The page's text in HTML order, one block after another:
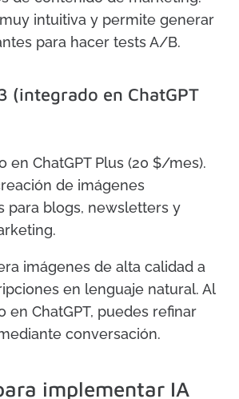
intuitiva y permite generar
para hacer tests A/B.
(integrado en ChatGPT
en ChatGPT Plus (20 $/mes).
de imágenes
para blogs, newsletters y
imágenes de alta calidad a
en lenguaje natural. Al
en ChatGPT, puedes refinar
conversación.
implementar IA